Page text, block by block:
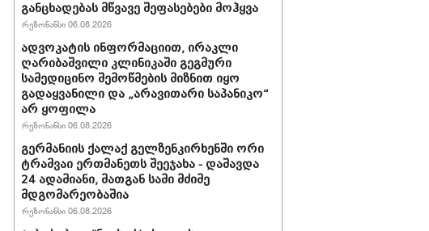
განცხადებას მწვავე შეფასებები მოჰყვა
რეზონანსი 06.08.2026
ადვოკატის ინფორმაციით, ირაკლი
ღარიბაშვილი კლინიკაში გეგმური
სამედიცინო შემოწმების მიზნით იყო
გადაყვანილი და „არავითარი საპანიკო“
არ ყოფილა
რეზონანსი 06.08.2026
გერმანიის ქალაქ გელზენკირხენში ორი
ტრამვაი ერთმანეთს შეეჯახა - დაშავდა
24 ადამიანი, მათგან სამი მძიმე
მდგომარეობაშია
რეზონანსი 06.08.2026